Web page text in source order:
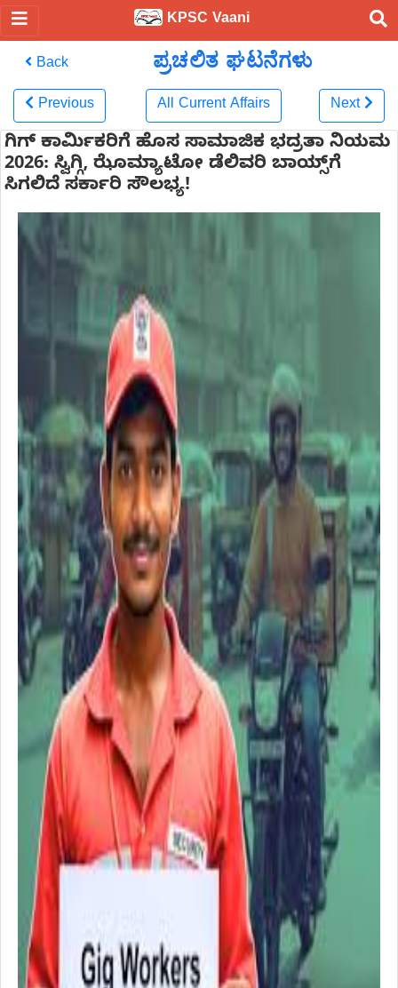
KPSC Vaani
Back ಪ್ರಚಲಿತ ಘಟನೆಗಳು
Previous All Current Affairs Next
ಗಿಗ್ ಕಾರ್ಮಿಕರಿಗೆ ಹೊಸ ಸಾಮಾಜಿಕ ಭದ್ರತಾ ನಿಯಮ
2026: ಸ್ವಿಗ್ಗಿ, ಝೊಮ್ಯಾಟೋ ಡೆಲಿವರಿ ಬಾಯ್ಸ್‌ಗೆ
ಸಿಗಲಿದೆ ಸರ್ಕಾರಿ ಸೌಲಭ್ಯ!